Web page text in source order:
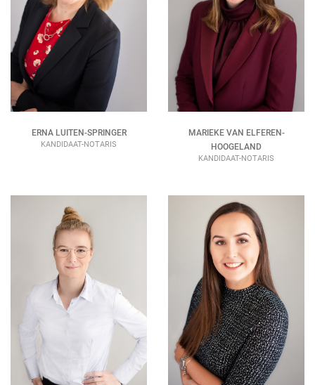
ERNA LUITEN-SPRINGER
KANDIDAAT-NOTARIS
MARIEKE VAN ELFEREN-
HOOGELAND
KANDIDAAT-NOTARIS